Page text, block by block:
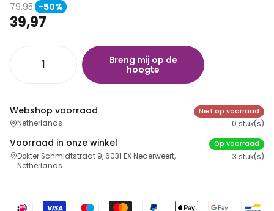
79,95 -50%
39,97
Breng mij op de
hoogte
Webshop voorraad
Netherlands
Niet op voorraad
0 stuk(s)
Voorraad in onze winkel
Dokter Schmidtstraat 9, 6031 EX Nederweert,
Netherlands
Op voorraad
3 stuk(s)